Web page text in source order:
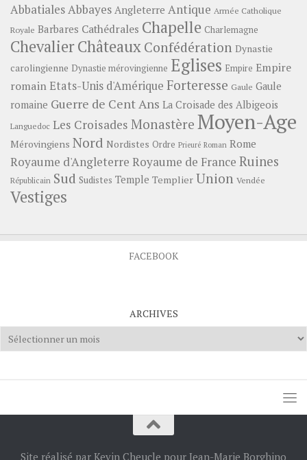
Abbatiales Abbayes Angleterre Antique Armée Catholique
Royale Barbares Cathédrales Chapelle Charlemagne
ChevalierChâteauxConfédération Dynastie
carolingienne Dynastie mérovingienne Eglises Empire Empire
romainEtats-Unis d'Amérique Forteresse Gaule Gaule
romaine Guerre de Cent Ans La Croisade des Albigeois
Languedoc Les Croisades Monastère Moyen-Age
Mérovingiens Nord Nordistes Ordre Prieuré Roman Rome
Royaume d'Angleterre Royaume de France Ruines
Républicain Sud Sudistes Temple Templier Union Vendée
Vestiges
FACEBOOK
ARCHIVES
Archives
Site réalisé par Kevin Cheucle pour Jean-Marie Borghino